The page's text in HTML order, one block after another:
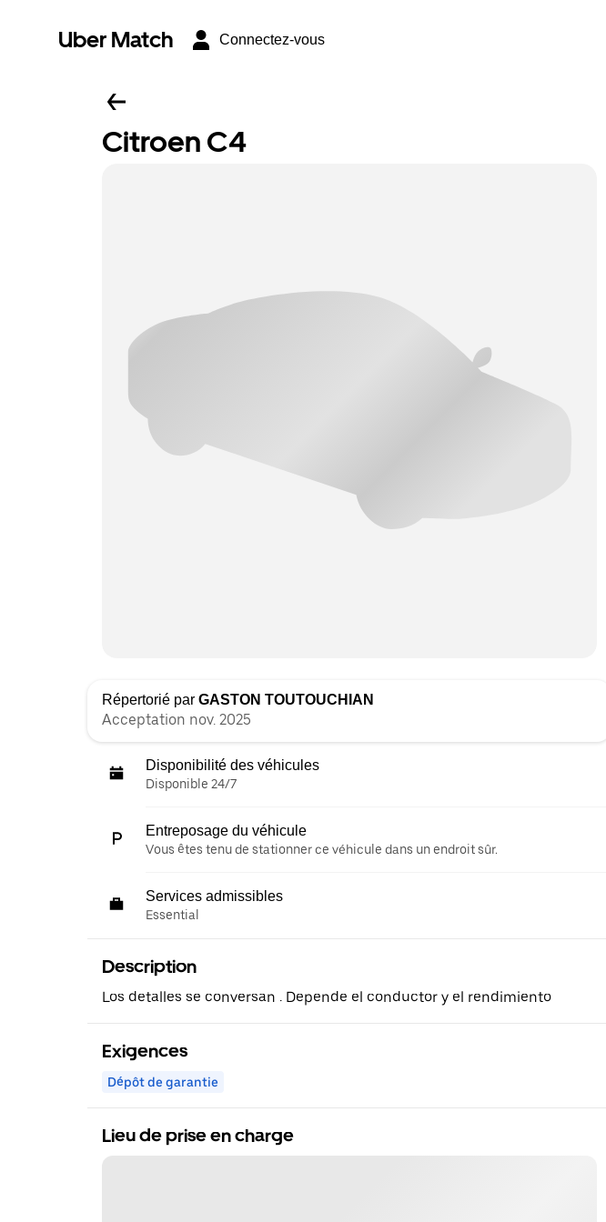
Uber Match Connectez-vous
Citroen C4
Répertorié par GASTON TOUTOUCHIAN
Acceptation nov. 2025
Disponibilité des véhicules
Disponible 24/7
Entreposage du véhicule
Vous êtes tenu de stationner ce véhicule dans un endroit sûr.
Services admissibles
Essential
Description
Los detalles se conversan . Depende el conductor y el rendimiento
Exigences
Dépôt de garantie
Lieu de prise en charge